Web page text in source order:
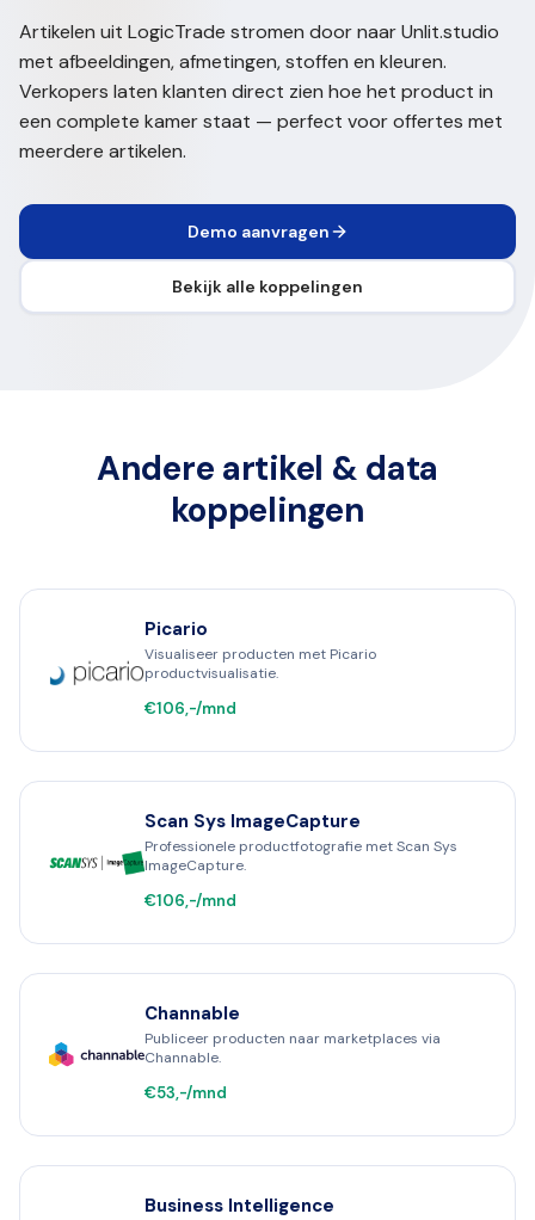
Artikelen uit LogicTrade stromen door naar Unlit.studio
met afbeeldingen, afmetingen, stoffen en kleuren.
Verkopers laten klanten direct zien hoe het product in
een complete kamer staat — perfect voor offertes met
meerdere artikelen.
Demo aanvragen
Bekijk alle koppelingen
Andere artikel & data
koppelingen
Picario
Visualiseer producten met Picario
productvisualisatie.
€106,-/mnd
Scan Sys ImageCapture
Professionele productfotografie met Scan Sys
ImageCapture.
€106,-/mnd
Channable
Publiceer producten naar marketplaces via
Channable.
€53,-/mnd
Business Intelligence